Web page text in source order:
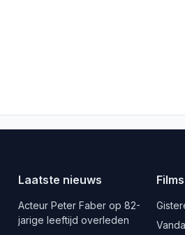
Laatste nieuws
Acteur Peter Faber op 82-
jarige leeftijd overleden